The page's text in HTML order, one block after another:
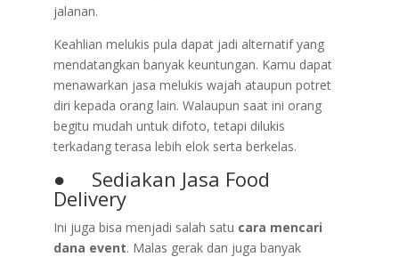
jalanan.
Keahlian melukis pula dapat jadi alternatif yang
mendatangkan banyak keuntungan. Kamu dapat
menawarkan jasa melukis wajah ataupun potret
diri kepada orang lain. Walaupun saat ini orang
begitu mudah untuk difoto, tetapi dilukis
terkadang terasa lebih elok serta berkelas.
● Sediakan Jasa Food
Delivery
Ini juga bisa menjadi salah satu cara mencari
dana event. Malas gerak dan juga banyak